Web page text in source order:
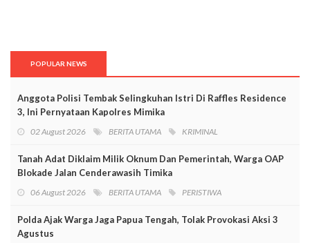
POPULAR NEWS
Anggota Polisi Tembak Selingkuhan Istri Di Raffles Residence
3, Ini Pernyataan Kapolres Mimika
02 August 2026 BERITA UTAMA KRIMINAL
Tanah Adat Diklaim Milik Oknum Dan Pemerintah, Warga OAP
Blokade Jalan Cenderawasih Timika
06 August 2026 BERITA UTAMA PERISTIWA
Polda Ajak Warga Jaga Papua Tengah, Tolak Provokasi Aksi 3
Agustus